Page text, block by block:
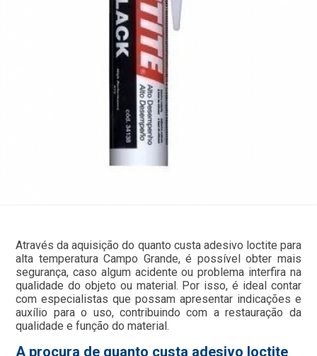
Através da aquisição do quanto custa adesivo loctite para
alta temperatura Campo Grande, é possível obter mais
segurança, caso algum acidente ou problema interfira na
qualidade do objeto ou material. Por isso, é ideal contar
com especialistas que possam apresentar indicações e
auxílio para o uso, contribuindo com a restauração da
qualidade e função do material.
A procura de quanto custa adesivo loctite